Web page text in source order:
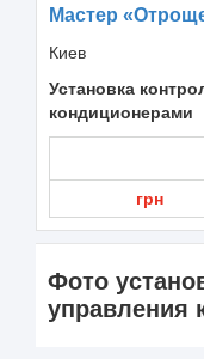
Мастер
Киев
Установка
кондиционерами
грн
Фото
управления